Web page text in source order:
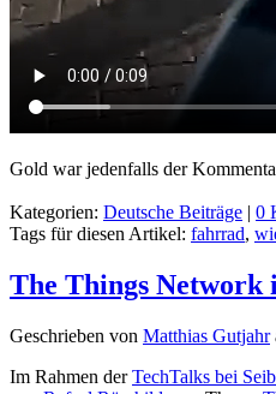
Gold war jedenfalls der
Kategorien: Deutsche Beiträge | 0
Tags für diesen Artikel: fahrrad,
The Things Network
Geschrieben von Matthias Gutjahr
Im Rahmen derTechTalks bei